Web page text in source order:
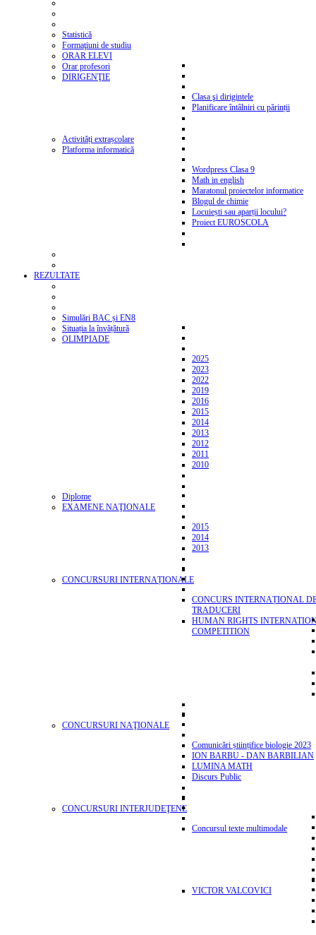
Statistică
Formaţiuni de studiu
ORAR ELEVI
Orar profesori
DIRIGENŢIE
Clasa şi dirigintele
Planificare întâlniri cu părinții
Activități extrașcolare
Platforma informatică
Wordpress Clasa 9
Math in english
Maratonul proiectelor informatice
Blogul de chimie
Locuiești sau aparții locului?
Proiect EUROSCOLA
REZULTATE
Simulări BAC și EN8
Situația la învățătură
OLIMPIADE
2025
2023
2022
2019
2016
2015
2014
2013
2012
2011
2010
Diplome
EXAMENE NAŢIONALE
2015
2014
2013
CONCURSURI INTERNAȚIONALE
CONCURS INTERNAȚIONAL
TRADUCERI
HUMAN RIGHTS
COMPETITION
CONCURSURI NAŢIONALE
Comunicări științifice biologie 2023
ION BARBU - DAN BARBILIAN
LUMINA MATH
Discurs Public
CONCURSURI INTERJUDEŢENE
Concursul texte multimodale
VICTOR VALCOVICI